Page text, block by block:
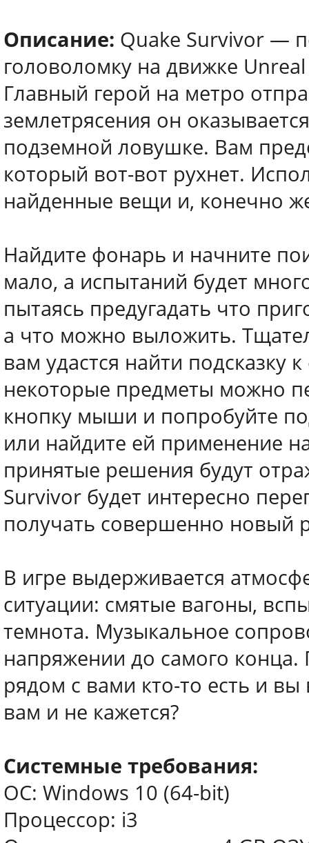
Описание: Quake Survivor —
головоломку на движке
Главный герой на метро
землетрясения он
подземной ловушке. Вам
который вот-вот рухнет.
найденные вещи и, конечно
Найдите фонарь и начните
мало, а испытаний будет
пытаясь предугадать что
а что можно выложить.
вам удастся найти
некоторые предметы можно
кнопку мыши и попробуйте
или найдите ей применение
принятые решения будут
Survivor будет интересно
получать совершенно новый
В игре выдерживается
ситуации: смятые вагоны,
темнота. Музыкальное
напряжении до самого конца.
рядом с вами кто-то есть и
вам и не кажется?
Системные требования:
ОС: Windows 10 (64-bit)
Процессор: i3